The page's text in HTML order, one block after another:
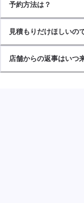
予約方法は？
見積もりだけほしいの
店舗からの返事はいつ